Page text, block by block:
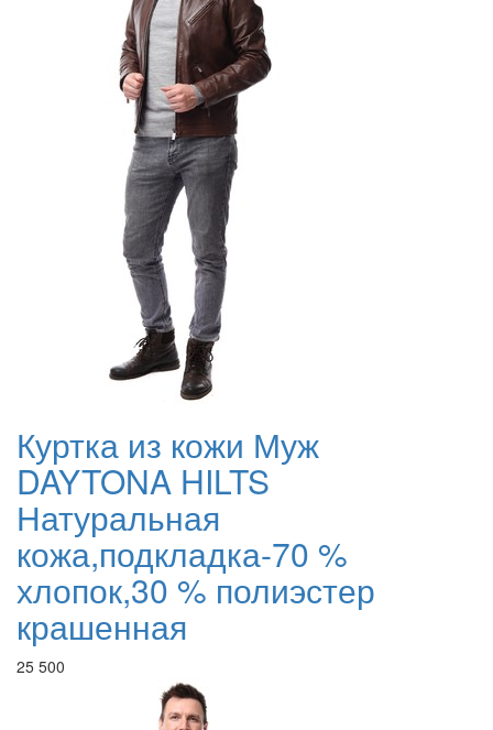
Куртка из кожи Муж
DAYTONA HILTS
Натуральная
кожа,подкладка-70 %
хлопок,30 % полиэстер
крашенная
25 500